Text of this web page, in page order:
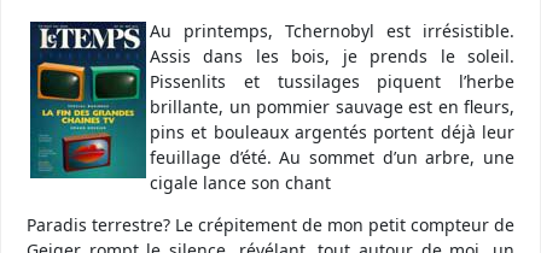
Au printemps, Tchernobyl est irrésistible.
Assis dans les bois, je prends le soleil.
Pissenlits et tussilages piquent l’herbe
brillante, un pommier sauvage est en fleurs,
pins et bouleaux argentés portent déjà leur
feuillage d’été. Au sommet d’un arbre, une
cigale lance son chant
Paradis terrestre? Le crépitement de mon petit compteur de